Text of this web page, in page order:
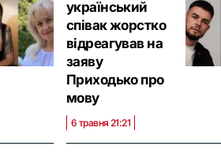
український
співак жорстко
відреагував на
заяву
Приходько про
мову
6 травня 21:21